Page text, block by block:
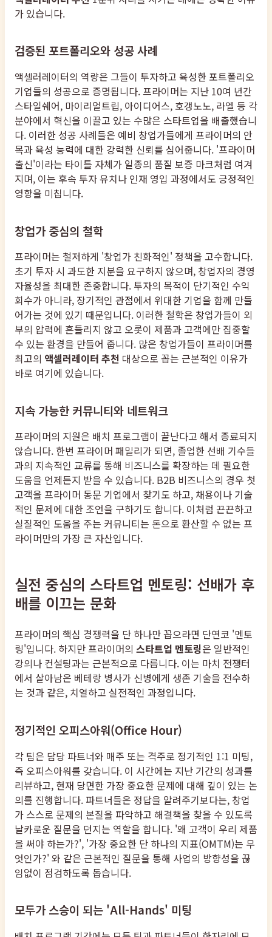
가 있습니다.
검증된 포트폴리오와 성공 사례
액셀러레이터의 역량은 그들이 투자하고 육성한 포트폴리오
기업들의 성공으로 증명됩니다. 프라이머는 지난 10여 년간
스타일쉐어, 마이리얼트립, 아이디어스, 호갱노노, 라엘 등 각
분야에서 혁신을 이끌고 있는 수많은 스타트업을 배출했습니
다. 이러한 성공 사례들은 예비 창업가들에게 프라이머의 안
목과 육성 능력에 대한 강력한 신뢰를 심어줍니다. '프라이머
출신'이라는 타이틀 자체가 일종의 품질 보증 마크처럼 여겨
지며, 이는 후속 투자 유치나 인재 영입 과정에서도 긍정적인
영향을 미칩니다.
창업가 중심의 철학
프라이머는 철저하게 '창업가 친화적인' 정책을 고수합니다.
초기 투자 시 과도한 지분을 요구하지 않으며, 창업자의 경영
자율성을 최대한 존중합니다. 투자의 목적이 단기적인 수익
회수가 아니라, 장기적인 관점에서 위대한 기업을 함께 만들
어가는 것에 있기 때문입니다. 이러한 철학은 창업가들이 외
부의 압력에 흔들리지 않고 오롯이 제품과 고객에만 집중할
수 있는 환경을 만들어 줍니다. 많은 창업가들이 프라이머를
최고의 액셀러레이터 추천 대상으로 꼽는 근본적인 이유가
바로 여기에 있습니다.
지속 가능한 커뮤니티와 네트워크
프라이머의 지원은 배치 프로그램이 끝난다고 해서 종료되지
않습니다. 한번 프라이머 패밀리가 되면, 졸업한 선배 기수들
과의 지속적인 교류를 통해 비즈니스를 확장하는 데 필요한
도움을 언제든지 받을 수 있습니다. B2B 비즈니스의 경우 첫
고객을 프라이머 동문 기업에서 찾기도 하고, 채용이나 기술
적인 문제에 대한 조언을 구하기도 합니다. 이처럼 끈끈하고
실질적인 도움을 주는 커뮤니티는 돈으로 환산할 수 없는 프
라이머만의 가장 큰 자산입니다.
실전 중심의 스타트업 멘토링: 선배가 후
배를 이끄는 문화
프라이머의 핵심 경쟁력을 단 하나만 꼽으라면 단연코 '멘토
링'입니다. 하지만 프라이머의 스타트업 멘토링은 일반적인
강의나 컨설팅과는 근본적으로 다릅니다. 이는 마치 전쟁터
에서 살아남은 베테랑 병사가 신병에게 생존 기술을 전수하
는 것과 같은, 치열하고 실전적인 과정입니다.
정기적인 오피스아워(Office Hour)
각 팀은 담당 파트너와 매주 또는 격주로 정기적인 1:1 미팅,
즉 오피스아워를 갖습니다. 이 시간에는 지난 기간의 성과를
리뷰하고, 현재 당면한 가장 중요한 문제에 대해 깊이 있는 논
의를 진행합니다. 파트너들은 정답을 알려주기보다는, 창업
가 스스로 문제의 본질을 파악하고 해결책을 찾을 수 있도록
날카로운 질문을 던지는 역할을 합니다. '왜 고객이 우리 제품
을 써야 하는가?', '가장 중요한 단 하나의 지표(OMTM)는 무
엇인가?' 와 같은 근본적인 질문을 통해 사업의 방향성을 끊
임없이 점검하도록 돕습니다.
모두가 스승이 되는 'All-Hands' 미팅